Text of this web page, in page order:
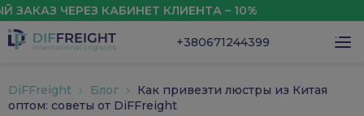
ЧЕРЕЗ КАБИНЕТ КЛИЕНТА – 10%
+380671244399
DiFFreight Блог
Как привезти люстры из Китая
оптом: советы от DiFFreight